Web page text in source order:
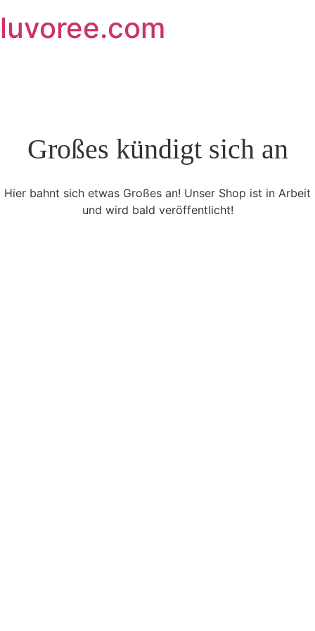
to
content
luvoree.com
Großes kündigt sich an
Hier bahnt sich etwas Großes an! Unser Shop ist in Arbeit
und wird bald veröffentlicht!